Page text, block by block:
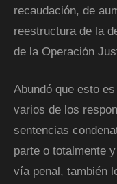
recaudación, de
reestructura de la
de la Operación
Abundó que esto
varios de los
sentencias
parte o totalmente
vía penal, también